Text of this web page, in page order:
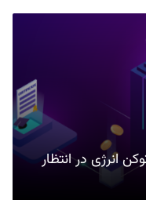
انرژی در انتظار